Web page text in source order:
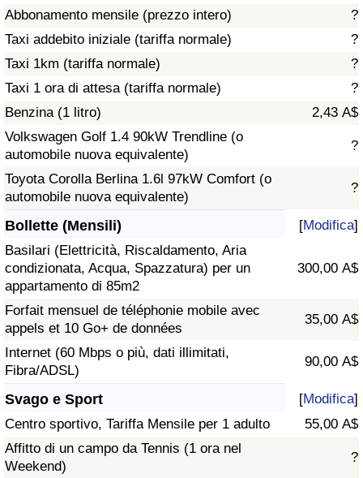
Abbonamento mensile (prezzo intero)
?
Taxi addebito iniziale (tariffa normale)
?
Taxi 1km (tariffa normale)
?
Taxi 1 ora di attesa (tariffa normale)
?
Benzina (1 litro)
2,43 A$
Volkswagen Golf 1.4 90kW Trendline (o
automobile nuova equivalente)
?
Toyota Corolla Berlina 1.6l 97kW Comfort (o
automobile nuova equivalente)
?
Bollette (Mensili) [Modifica]
Basilari (Elettricità, Riscaldamento, Aria
condizionata, Acqua, Spazzatura) per un
appartamento di 85m2
300,00 A$
Forfait mensuel de téléphonie mobile avec
appels et 10 Go+ de données
35,00 A$
Internet (60 Mbps o più, dati illimitati,
Fibra/ADSL)
90,00 A$
Svago e Sport [Modifica]
Centro sportivo, Tariffa Mensile per 1 adulto
55,00 A$
Affitto di un campo da Tennis (1 ora nel
Weekend)
?